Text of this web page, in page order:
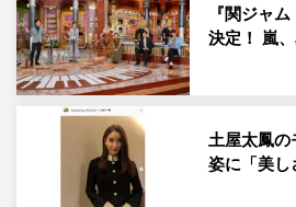
しくしていて明日も早いので今日
アル高校生だった頃から自撮りは
だとはいえ相変わらす下手です」
服姿の自撮りを投稿した。
この投稿にフォロワーからは「可
現役で行けます！！」「下手だな
『関ジャ
決定！ 嵐
土屋太鳳の
姿に「美